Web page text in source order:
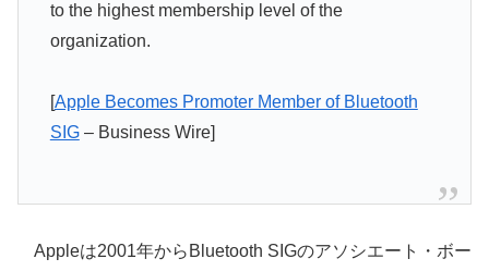
to the highest membership level of the
organization.
[Apple Becomes Promoter Member of Bluetooth
SIG– Business Wire]
Appleは2001年からBluetooth SIGのアソシエート・ボー